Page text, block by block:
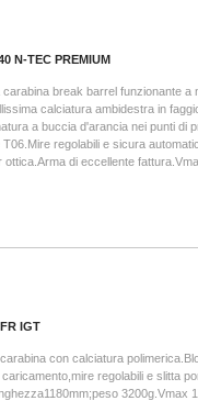
N-TEC PREMIUM
carabina break barrel funzionante a
calciatura ambidestra in
a buccia d'arancia nei punti di
T06.Mire regolabili e sicura
ottica.Arma di eccellente
IGT
con calciatura
regolabili e slitta
3200g.Vmax